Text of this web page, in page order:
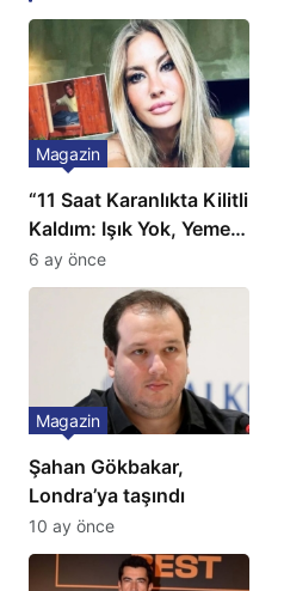
“11 Saat Karanlıkta Kilitli
Kaldım: Işık Yok, Yemek
Yok, Tuvalet Yok!”
Çağla Şikel’den Şok
Magazin
6 ay önce
Şahan Gökbakar,
Londra’ya taşındı
Magazin
10 ay önce